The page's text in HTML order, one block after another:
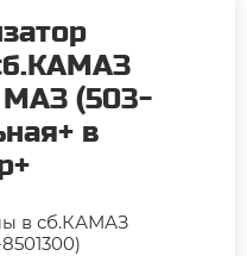
МАЗ (503-
в
в сб.КАМАЗ